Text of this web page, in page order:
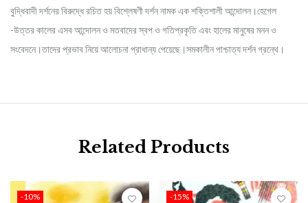
বুদ্ধিবাদী দর্শনের বিরুদ্ধে রচিত হয় বিশ্লেষণী দর্শন নামক এক শক্তিশালী আন্দোলন।হেগেল
-উত্তর কালের এসব আন্দোলন ও মতবাদের স্বপ ও গতিপ্রকৃতি এবং হালের মানুষের মনন ও
সংবেদনে।তাদের প্রভাব নিয়ে আলোচনা প্রাধান্য পেয়েছে।সমকালীন পাশ্চাত্য দর্শন গ্রন্থে।
Related Products
-10% -15%